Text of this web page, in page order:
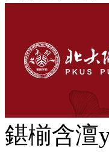
鍖椾含澶